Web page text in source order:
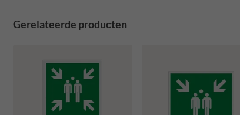
Gerelateerde producten